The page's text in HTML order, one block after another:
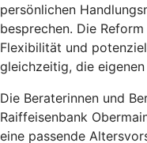
persönlichen
besprechen. Die
Flexibilität und
gleichzeitig, die
Die Beraterinnen und
Raiffeisenbank
eine passende